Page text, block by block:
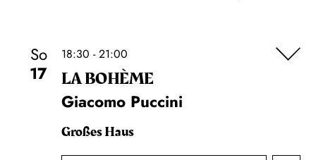
So
17
18:30 - 21:00
LA BOHÈME
Giacomo Puccini
Großes Haus